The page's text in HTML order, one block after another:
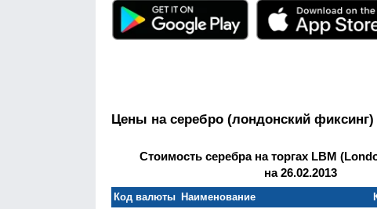
Цены на серебро (лондонский фиксинг)
Стоимость серебра на торгах LBM
на 26.02.2013
Код валюты Наименование